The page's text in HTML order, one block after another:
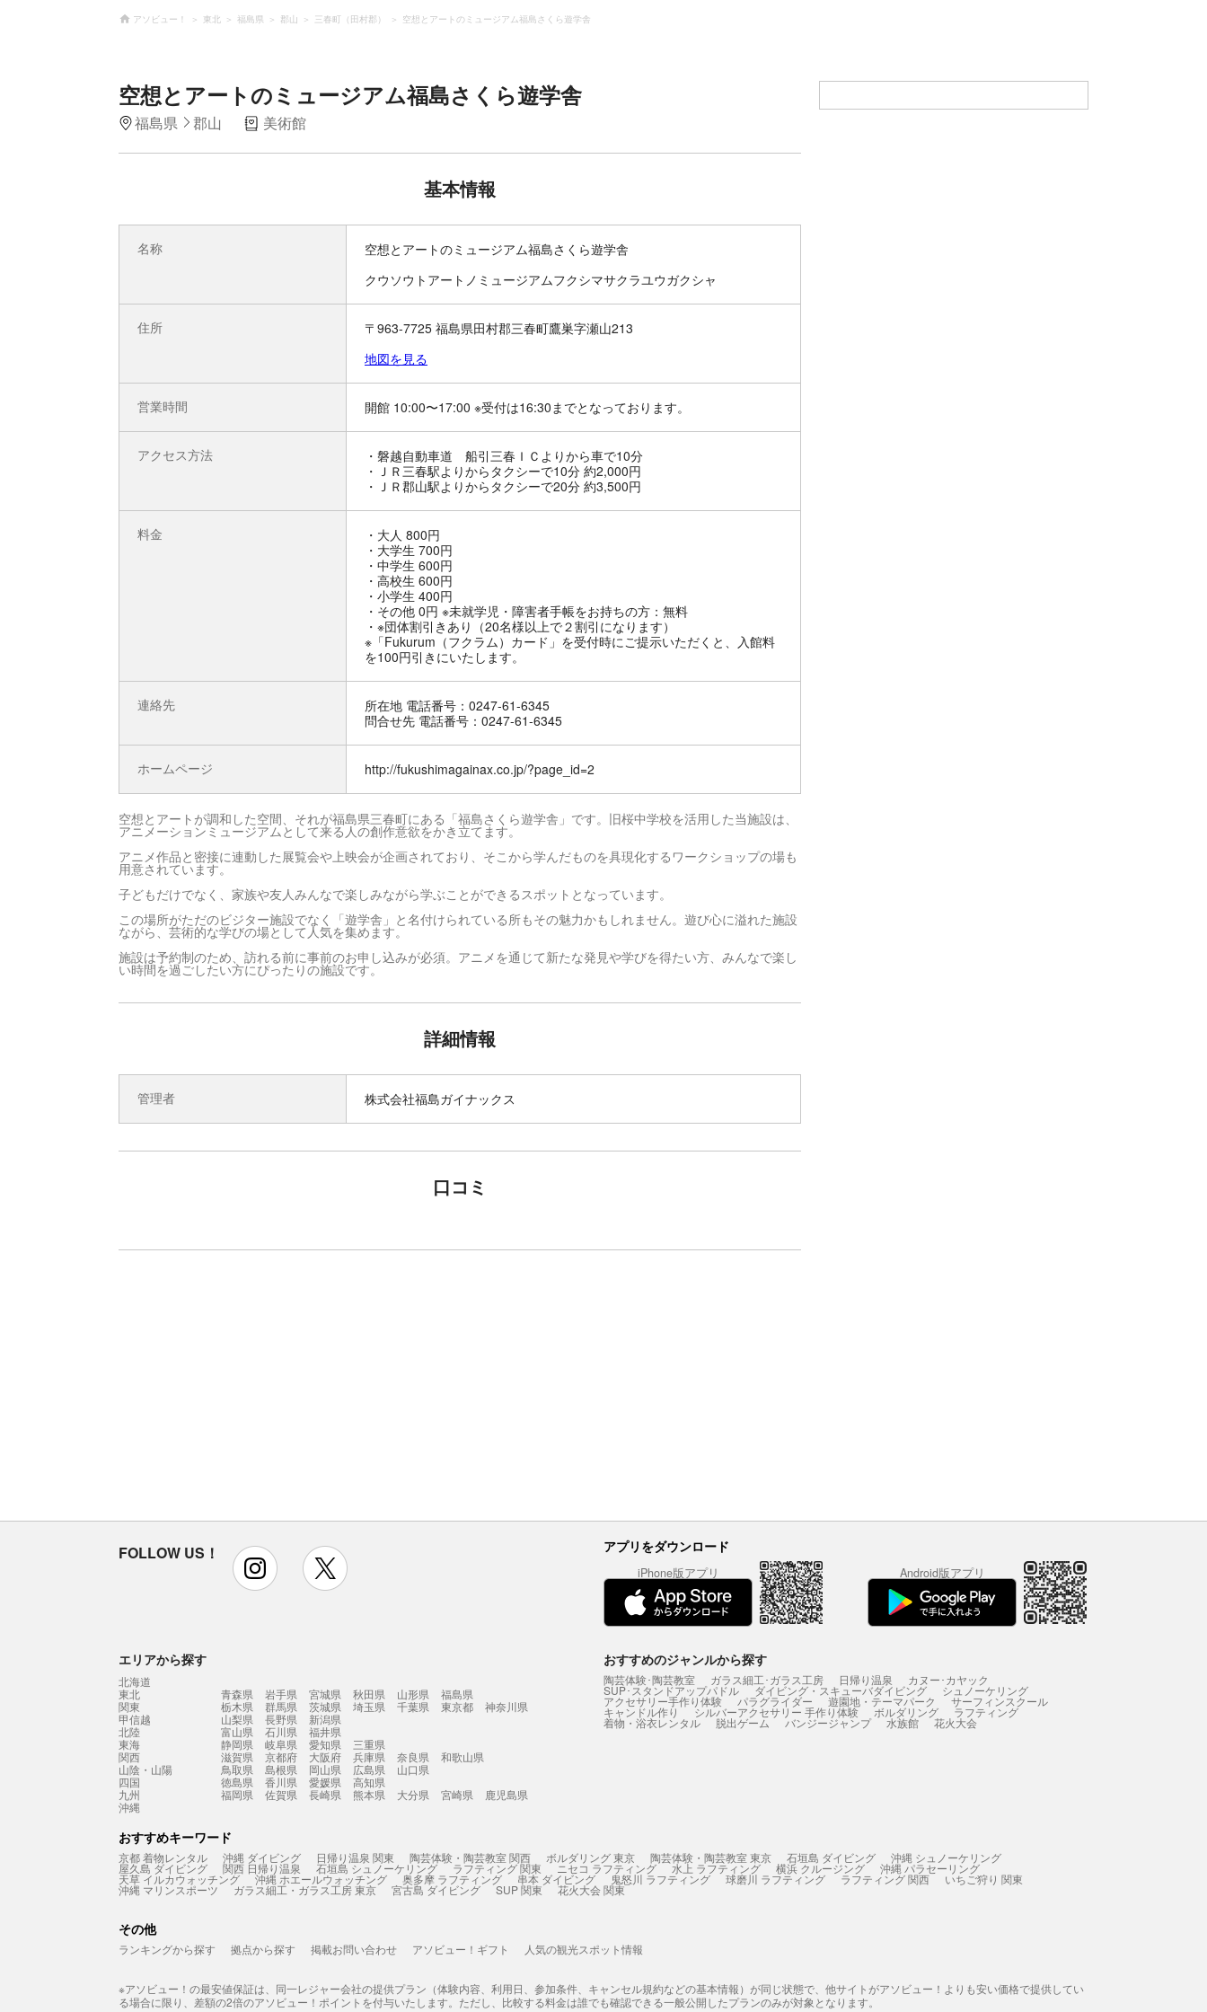
アソビュー！ 東北 福島県 郡山 三春町（田村郡） 空想とアートのミュージアム福島さくら遊学舎
空想とアートのミュージアム福島さくら遊学舎
福島県 郡山 美術館
基本情報
名称
空想とアートのミュージアム福島さくら遊学舎
クウソウトアートノミュージアムフクシマサクラユウガクシャ
住所
〒963-7725 福島県田村郡三春町鷹巣字瀬山213
地図を見る
営業時間 開館 10:00〜17:00 ※受付は16:30までとなっております。
アクセス方法
・磐越自動車道 船引三春ＩＣよりから車で10分
・ＪＲ三春駅よりからタクシーで10分 約2,000円
・ＪＲ郡山駅よりからタクシーで20分 約3,500円
料金
・大人 800円
・大学生 700円
・中学生 600円
・高校生 600円
・小学生 400円
・その他 0円 ※未就学児・障害者手帳をお持ちの方：無料
・※団体割引きあり（20名様以上で２割引になります）
※「Fukurum（フクラム）カード」を受付時にご提示いただくと、入館料
を100円引きにいたします。
連絡先
所在地 電話番号：0247-61-6345
問合せ先 電話番号：0247-61-6345
ホームページ http://fukushimagainax.co.jp/?page_id=2
空想とアートが調和した空間、それが福島県三春町にある「福島さくら遊学舎」です。旧桜中学校を活用した当施設は、
アニメーションミュージアムとして来る人の創作意欲をかき立てます。
アニメ作品と密接に連動した展覧会や上映会が企画されており、そこから学んだものを具現化するワークショップの場も
用意されています。
子どもだけでなく、家族や友人みんなで楽しみながら学ぶことができるスポットとなっています。
この場所がただのビジター施設でなく「遊学舎」と名付けられている所もその魅力かもしれません。遊び心に溢れた施設
ながら、芸術的な学びの場として人気を集めます。
施設は予約制のため、訪れる前に事前のお申し込みが必須。アニメを通じて新たな発見や学びを得たい方、みんなで楽し
い時間を過ごしたい方にぴったりの施設です。
詳細情報
管理者 株式会社福島ガイナックス
口コミ
FOLLOW US！ instagram アプリをダウンロード
iPhone版アプリ Android版アプリ
エリアから探す
北海道
東北
青森県 岩手県 宮城県 秋田県 山形県
福島県
関東
栃木県 群馬県 茨城県 埼玉県 千葉県 東京都
神奈川県
甲信越
山梨県 長野県
新潟県
北陸
富山県 石川県
福井県
東海
静岡県 岐阜県 愛知県
三重県
関西
滋賀県 京都府 大阪府 兵庫県 奈良県
和歌山県
山陰・山陽
鳥取県 島根県 岡山県 広島県
山口県
四国
徳島県 香川県 愛媛県
高知県
九州
福岡県 佐賀県 長崎県 熊本県 大分県 宮崎県
鹿児島県
沖縄
おすすめのジャンルから探す
陶芸体験･陶芸教室 ガラス細工･ガラス工房 日帰り温泉 カヌー･カヤック
SUP･スタンドアップパドル ダイビング・スキューバダイビング シュノーケリング
アクセサリー手作り体験 パラグライダー 遊園地・テーマパーク サーフィンスクール
キャンドル作り シルバーアクセサリー 手作り体験 ボルダリング ラフティング
着物・浴衣レンタル 脱出ゲーム バンジージャンプ 水族館 花火大会
おすすめキーワード
京都 着物レンタル 沖縄 ダイビング 日帰り温泉 関東 陶芸体験・陶芸教室 関西 ボルダリング 東京 陶芸体験・陶芸教室 東京 石垣島 ダイビング 沖縄 シュノーケリング
屋久島 ダイビング 関西 日帰り温泉 石垣島 シュノーケリング ラフティング 関東 ニセコ ラフティング 水上 ラフティング 横浜 クルージング 沖縄 パラセーリング
天草 イルカウォッチング 沖縄 ホエールウォッチング 奥多摩 ラフティング 串本 ダイビング 鬼怒川 ラフティング 球磨川 ラフティング ラフティング 関西 いちご狩り 関東
沖縄 マリンスポーツ ガラス細工・ガラス工房 東京 宮古島 ダイビング SUP 関東 花火大会 関東
その他
ランキングから探す 拠点から探す 掲載お問い合わせ アソビュー！ギフト 人気の観光スポット情報
※アソビュー！の最安値保証は、同一レジャー会社の提供プラン（体験内容、利用日、参加条件、キャンセル規約などの基本情報）が同じ状態で、他サイトがアソビュー！よりも安い価格で提供してい
る場合に限り、差額の2倍のアソビュー！ポイントを付与いたします。ただし、比較する料金は誰でも確認できる一般公開したプランのみが対象となります。